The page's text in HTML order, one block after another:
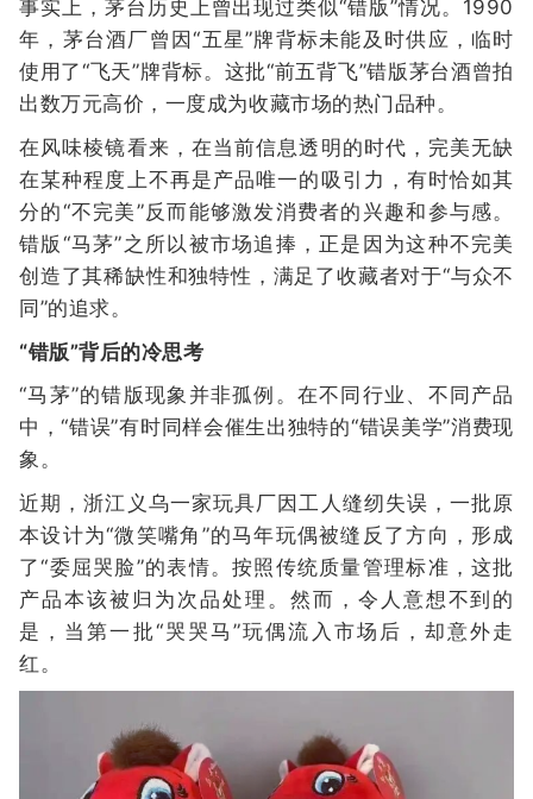
事实上，茅台历史上曾出现过类似“错版”情况。1990
年，茅台酒厂曾因“五星”牌背标未能及时供应，临时
使用了“飞天”牌背标。这批“前五背飞”错版茅台酒曾拍
出数万元高价，一度成为收藏市场的热门品种。
在风味棱镜看来，在当前信息透明的时代，完美无缺
在某种程度上不再是产品唯一的吸引力，有时恰如其
分的“不完美”反而能够激发消费者的兴趣和参与感。
错版“马茅”之所以被市场追捧，正是因为这种不完美
创造了其稀缺性和独特性，满足了收藏者对于“与众不
同”的追求。
“错版”背后的冷思考
“马茅”的错版现象并非孤例。在不同行业、不同产品
中，“错误”有时同样会催生出独特的“错误美学”消费现
象。
近期，浙江义乌一家玩具厂因工人缝纫失误，一批原
本设计为“微笑嘴角”的马年玩偶被缝反了方向，形成
了“委屈哭脸”的表情。按照传统质量管理标准，这批
产品本该被归为次品处理。然而，令人意想不到的
是，当第一批“哭哭马”玩偶流入市场后，却意外走
红。